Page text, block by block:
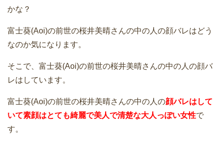
かな？
富士葵(Aoi)の前世の桜井美晴さんの中の人の顔バレはどう
なのか気になります。
そこで、富士葵(Aoi)の前世の桜井美晴さんの中の人の顔バ
レはしています。
富士葵(Aoi)の前世の桜井美晴さんの中の人の顔バレはして
いて素顔はとても綺麗で美人で清楚な大人っぽい女性で
す。